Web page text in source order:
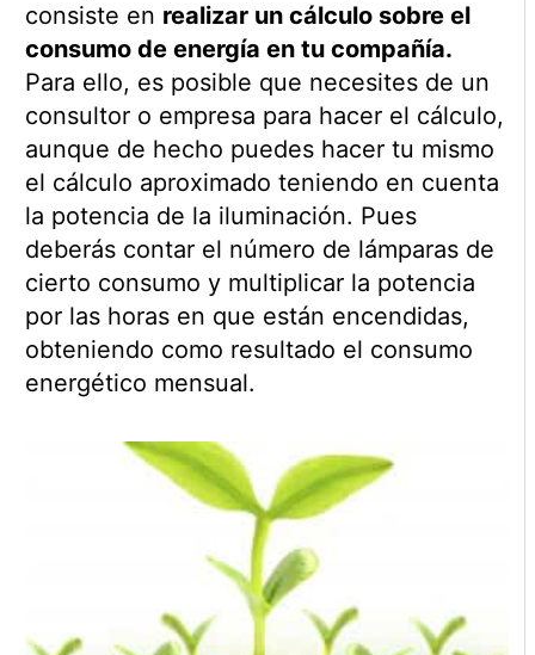
consiste en realizar un cálculo sobre el
consumo de energía en tu compañía.
Para ello, es posible que necesites de un
consultor o empresa para hacer el cálculo,
aunque de hecho puedes hacer tu mismo
el cálculo aproximado teniendo en cuenta
la potencia de la iluminación. Pues
deberás contar el número de lámparas de
cierto consumo y multiplicar la potencia
por las horas en que están encendidas,
obteniendo como resultado el consumo
energético mensual.